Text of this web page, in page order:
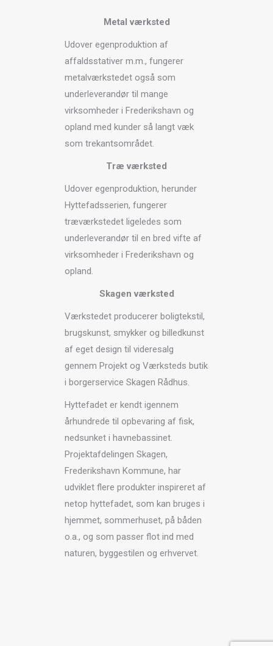
Metal værksted
Udover egenproduktion af
affaldsstativer m.m., fungerer
metalværkstedet også som
underleverandør til mange
virksomheder i Frederikshavn og
opland med kunder så langt væk
som trekantsområdet.
Træ værksted
Udover egenproduktion, herunder
Hyttefadsserien, fungerer
træværkstedet ligeledes som
underleverandør til en bred vifte af
virksomheder i Frederikshavn og
opland.
Skagen værksted
Værkstedet producerer boligtekstil,
brugskunst, smykker og billedkunst
af eget design til videresalg
gennem Projekt og Værksteds butik
i borgerservice Skagen Rådhus.
Hyttefadet er kendt igennem
århundrede til opbevaring af fisk,
nedsunket i havnebassinet.
Projektafdelingen Skagen,
Frederikshavn Kommune, har
udviklet flere produkter inspireret af
netop hyttefadet, som kan bruges i
hjemmet, sommerhuset, på båden
o.a., og som passer flot ind med
naturen, byggestilen og erhvervet.